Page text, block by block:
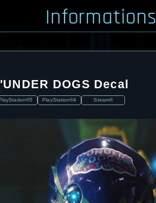
Informations
DOGS Decal
PlayStation®4 Steam®